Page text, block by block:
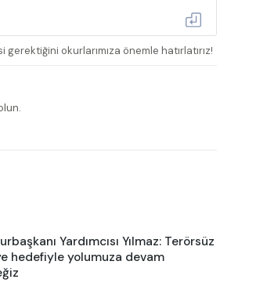
okurlarımıza önemle hatırlatırız!
Yardımcısı Yılmaz: Terörsüz
hedefiyle yolumuza devam